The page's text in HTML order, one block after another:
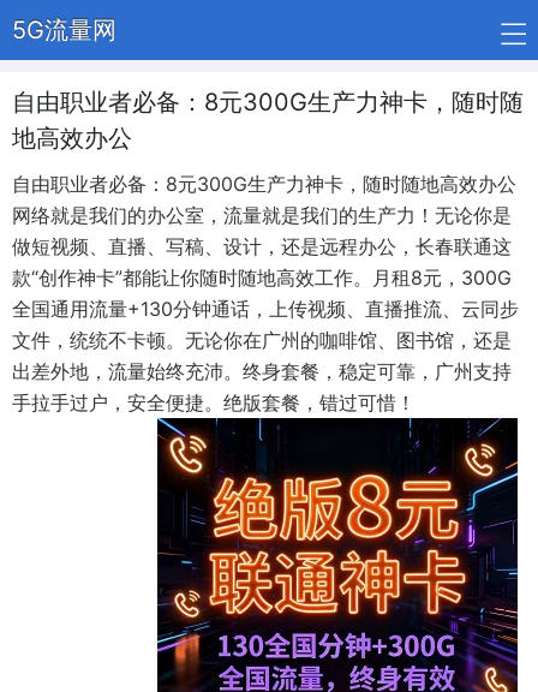
5G流量网
自由职业者必备：8元300G生产力神卡，随时随
地高效办公
自由职业者必备：8元300G生产力神卡，随时随地高效办公
网络就是我们的办公室，流量就是我们的生产力！无论你是
做短视频、直播、写稿、设计，还是远程办公，长春联通这
款“创作神卡”都能让你随时随地高效工作。月租8元，300G
全国通用流量+130分钟通话，上传视频、直播推流、云同步
文件，统统不卡顿。无论你在广州的咖啡馆、图书馆，还是
出差外地，流量始终充沛。终身套餐，稳定可靠，广州支持
手拉手过户，安全便捷。绝版套餐，错过可惜！